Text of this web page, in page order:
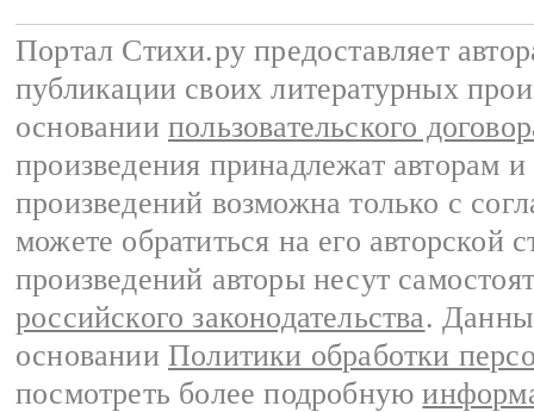
Портал Стихи.ру предоставляет
публикации своих литературных
основании пользовательского
произведения принадлежат авторам
произведений возможна только с
можете обратиться на его авторской
произведений авторы несут
российского законодательства.
основании Политики обработки
посмотреть более подробную